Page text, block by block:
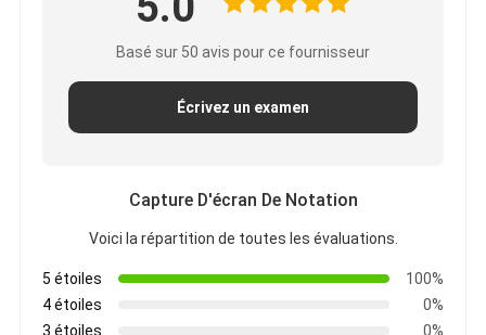
Basé sur 50 avis pour ce fournisseur
Écrivez un examen
Capture D'écran De Notation
Voici la répartition de toutes les évaluations.
5 étoiles
100%
4 étoiles
0%
3 étoiles
0%